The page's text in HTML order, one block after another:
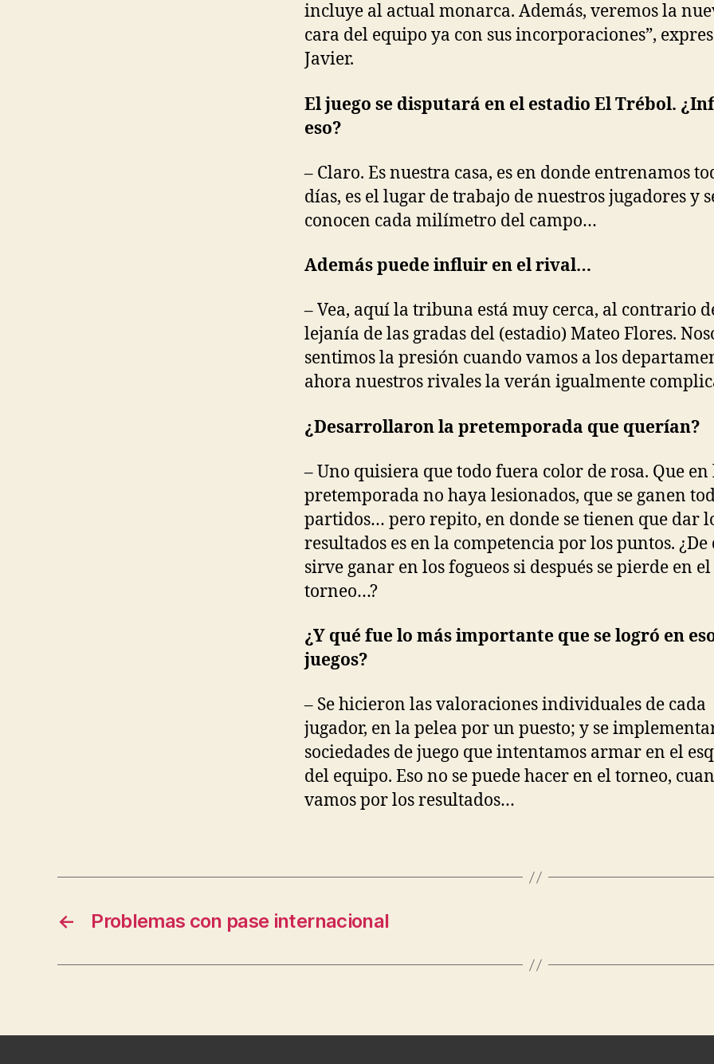
incluye al actual monarca. Además, veremos la
cara del equipo ya con sus incorporaciones”,
Javier.
El juego se disputará en el estadio El Trébol.
eso?
– Claro. Es nuestra casa, es en donde entrenamos
días, es el lugar de trabajo de nuestros jugadores y
conocen cada milímetro del campo…
Además puede influir en el rival…
– Vea, aquí la tribuna está muy cerca, al contrario
lejanía de las gradas del (estadio) Mateo Flores.
sentimos la presión cuando vamos a los
ahora nuestros rivales la verán igualmente
¿Desarrollaron la pretemporada que querían?
– Uno quisiera que todo fuera color de rosa. Que en
pretemporada no haya lesionados, que se ganen
partidos… pero repito, en donde se tienen que dar
resultados es en la competencia por los puntos. ¿De
sirve ganar en los fogueos si después se pierde en el
torneo…?
¿Y qué fue lo más importante que se logró en
juegos?
– Se hicieron las valoraciones individuales de cada
jugador, en la pelea por un puesto; y se
sociedades de juego que intentamos armar en el
del equipo. Eso no se puede hacer en el torneo,
vamos por los resultados…
← Problemas con pase internacional